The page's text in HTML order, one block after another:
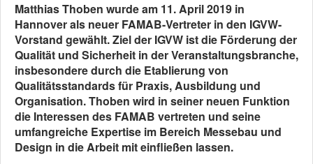
Matthias Thoben wurde am 11. April 2019 in
Hannover als neuer FAMAB-Vertreter in den IGVW-
Vorstand gewählt. Ziel der IGVW ist die Förderung der
Qualität und Sicherheit in der Veranstaltungsbranche,
insbesondere durch die Etablierung von
Qualitätsstandards für Praxis, Ausbildung und
Organisation. Thoben wird in seiner neuen Funktion
die Interessen des FAMAB vertreten und seine
umfangreiche Expertise im Bereich Messebau und
Design in die Arbeit mit einfließen lassen.